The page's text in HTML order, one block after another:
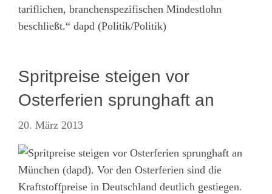
tariflichen, branchenspezifischen Mindestlohn
beschließt.“ dapd (Politik/Politik)
Spritpreise steigen vor
Osterferien sprunghaft an
20. März 2013
München (dapd). Vor den Osterferien sind die
Kraftstoffpreise in Deutschland deutlich gestiegen.